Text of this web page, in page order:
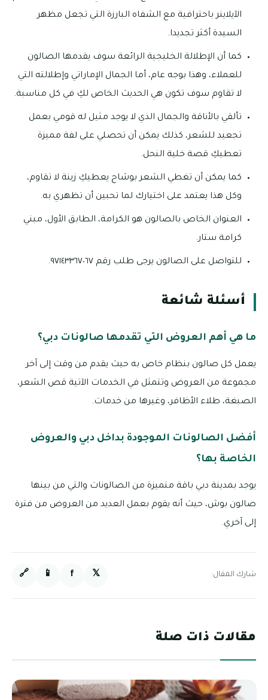
الآيلاينر باحترافية مع الشفاه البارزة التي تجعل مظهر
السيدة أكثر تجديدا.
كما أن الإطلالة الخليجية الرائعة سوف يقدمها الصالون
للعملاء، وهذا بوجه عام، أما الجمال الإماراتي وإطلالته التي
لا تقاوم سوف تكون هي الحديث الخاص لكِ في كل مناسبة.
تألقي بالأناقة والجمال الذي لا يوجد مثيل له قومي بعمل
تجعيد للشعر، كذلك يمكن أن تحصلي على لفة مميزة
تعطيكِ قصة خلية النحل.
كما يمكن أن تغطي الشعر بوشاح يعطيكِ زينة لا تقاوم،
وكل هذا يعتمد على اختيارك لما تحبين أن تظهري به.
العنوان الخاص بالصالون هو الكرامة، الطابق الأول، مبني
كرامة ستار.
للتواصل على الصالون يرجى طلب رقم ٩٧١٤٣٣٦٧٠٦٧.
أسئلة شائعة
ما هي أهم العروض التي تقدمها صالونات دبي؟
يعمل كل صالون بنظام خاص به حيث يقدم من وقت إلى آخر
مجموعة من العروض وتتمثل في الخدمات الآتية قص الشعر،
الصبغة، طلاء الأظافر، وغيرها من خدمات.
أفضل الصالونات الموجودة بداخل دبي والعروض
الخاصة بها؟
يوجد بمدينة دبي باقة متميزة من الصالونات والتي من بينها
صالون بوش، حيث أنه يقوم بعمل العديد من العروض من فترة
إلى آخري.
شارك المقال: 𝕏
f
📱
🔗
مقالات ذات صلة